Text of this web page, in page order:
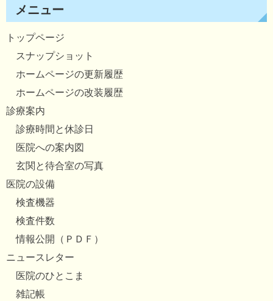
メニュー
トップページ
スナップショット
ホームページの更新履歴
ホームページの改装履歴
診療案内
診療時間と休診日
医院への案内図
玄関と待合室の写真
医院の設備
検査機器
検査件数
情報公開（ＰＤＦ）
ニュースレター
医院のひとこま
雑記帳